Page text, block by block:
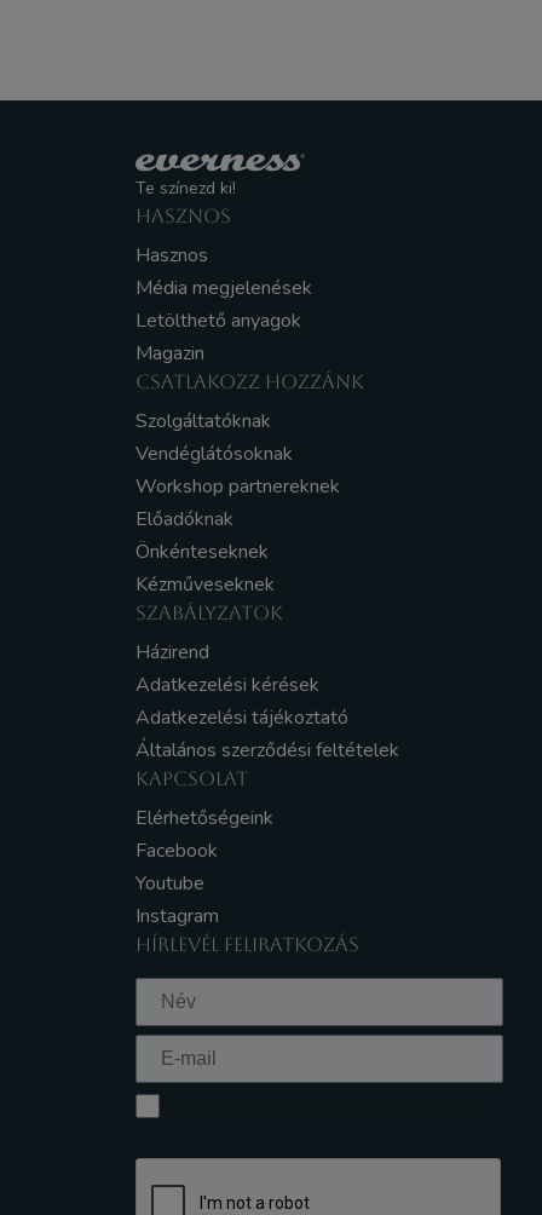
Te színezd ki!
HASZNOS
Hasznos
Média megjelenések
Letölthető anyagok
Magazin
CSATLAKOZZ HOZZÁNK
Szolgáltatóknak
Vendéglátósoknak
Workshop partnereknek
Előadóknak
Önkénteseknek
Kézműveseknek
SZABÁLYZATOK
Házirend
Adatkezelési kérések
Adatkezelési tájékoztató
Általános szerződési feltételek
KAPCSOLAT
Elérhetőségeink
Facebook
Youtube
Instagram
HÍRLEVÉL FELIRATKOZÁS